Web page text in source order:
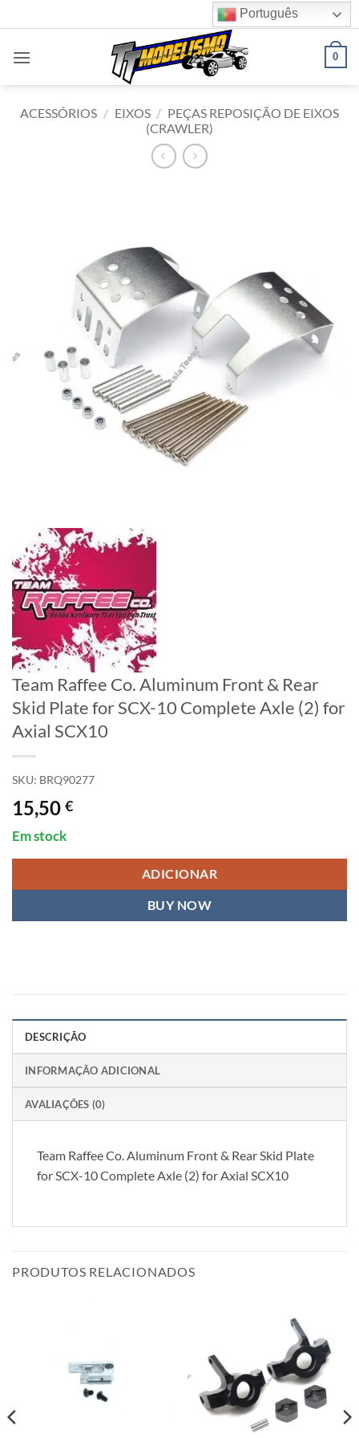
to
content
Português
0
ACESSÓRIOS / EIXOS / PEÇAS REPOSIÇÃO DE EIXOS
(CRAWLER)
Team Raffee Co. Aluminum Front & Rear
Skid Plate for SCX-10 Complete Axle (2) for
Axial SCX10
SKU: BRQ90277
15,50 €
Em stock
ADICIONAR
BUY NOW
DESCRIÇÃO
INFORMAÇÃO ADICIONAL
AVALIAÇÕES (0)
Team Raffee Co. Aluminum Front & Rear Skid Plate
for SCX-10 Complete Axle (2) for Axial SCX10
PRODUTOS RELACIONADOS